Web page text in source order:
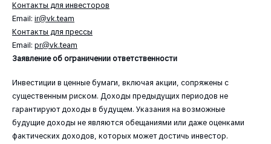
Контакты для инвесторов
Email: ir@vk.team
Контакты для прессы
Email: pr@vk.team
Заявление об ограничении ответственности
Инвестиции в ценные бумаги, включая акции, сопряжены с
существенным риском. Доходы предыдущих периодов не
гарантируют доходы в будущем. Указания на возможные
будущие доходы не являются обещаниями или даже оценками
фактических доходов, которых может достичь инвестор.